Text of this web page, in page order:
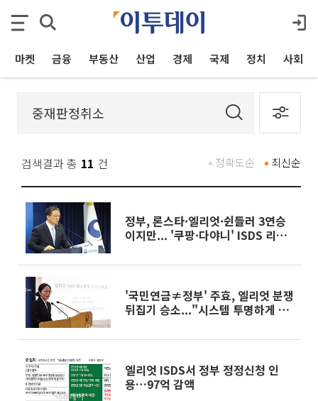
마켓 금융 부동산 산업 경제 국제 정치 사회
검색결과 총 11 건 최신순
정확도순
정부, 론스타·엘리엇·쉰들러 3연승
이지만... '쿠팡·다야니' ISDS 리스
'국민연금≠정부' 주효, 엘리엇 분쟁
뒤집기 승소..."시스템 투명하게 재
엘리엇 ISDS서 정부 정정신청 인
용…97억 감액